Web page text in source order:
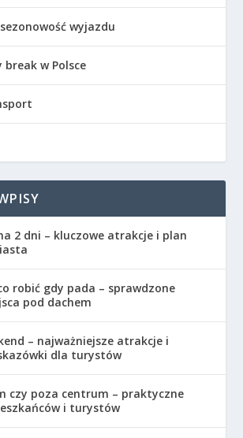
wyjazdu
w Polsce
2 dni – kluczowe atrakcje i plan
robić gdy pada – sprawdzone
pod dachem
– najważniejsze atrakcje i
dla turystów
czy poza centrum – praktyczne
i turystów